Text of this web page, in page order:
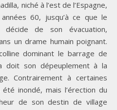
60, jusqu’à ce que le
décide de son évacuation,
un drame humain poignant.
dominant le barrage de
doit son dépeuplement à la
Contrairement à certaines
inondé, mais l’érection du
de son destin de village